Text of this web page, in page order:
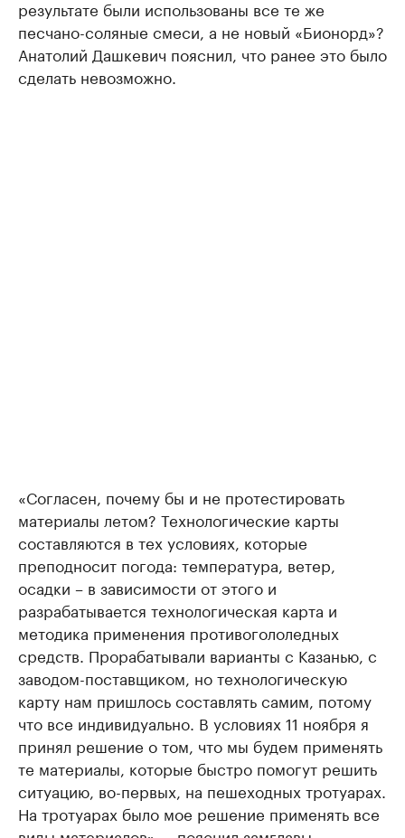
результате были использованы все те же
песчано-соляные смеси, а не новый «Бионорд»?
Анатолий Дашкевич пояснил, что ранее это было
сделать невозможно.
«Согласен, почему бы и не протестировать
материалы летом? Технологические карты
составляются в тех условиях, которые
преподносит погода: температура, ветер,
осадки – в зависимости от этого и
разрабатывается технологическая карта и
методика применения противогололедных
средств. Прорабатывали варианты с Казанью, с
заводом-поставщиком, но технологическую
карту нам пришлось составлять самим, потому
что все индивидуально. В условиях 11 ноября я
принял решение о том, что мы будем применять
те материалы, которые быстро помогут решить
ситуацию, во-первых, на пешеходных тротуарах.
На тротуарах было мое решение применять все